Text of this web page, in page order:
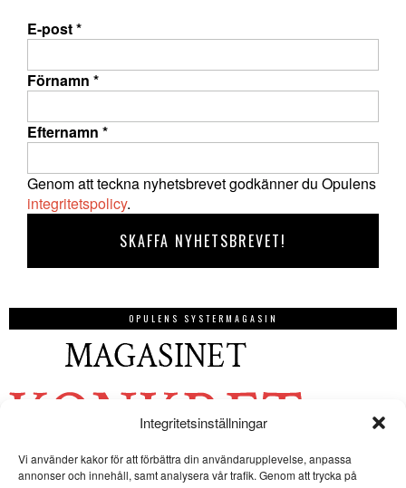
Integritetsinställningar
Vi använder kakor för att förbättra din användarupplevelse, anpassa
annonser och innehåll, samt analysera vår trafik. Genom att trycka på
E-post*
Förnamn *
Efternamn *
Genom att teckna nyhetsbrevet godkänner du Opulens
integritetspolicy.
OPULENS SYSTERMAGASIN